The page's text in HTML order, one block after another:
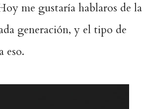
me gustaría hablaros de la
generación, y el tipo de
eso.